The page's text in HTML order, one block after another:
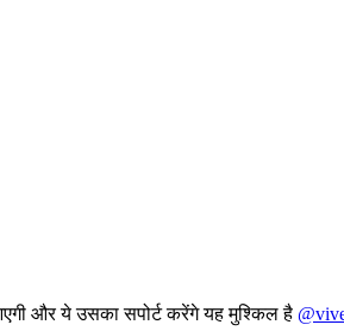
और ये उसका सपोर्ट करेंगे यह मुश्किल है